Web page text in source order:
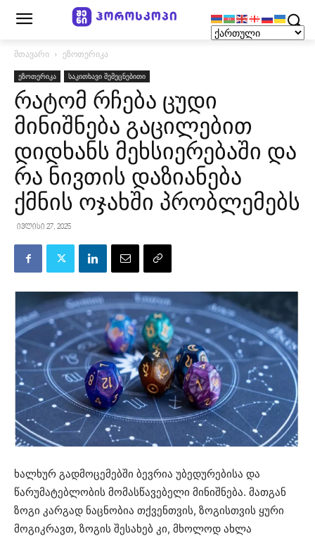
მთავარი ეზოთერიკა
ეზოთერიკა საკითხავი შემეცნებითი
რატომ რჩება ცუდი
მინიშნება გაცილებით
დიდხანს მეხსიერებაში და
რა ნივთის დაზიანება
ქმნის ოჯახში პრობლემებს
ივლისი 27, 2025
ხალხურ გადმოცემებში ბევრია უბედურებისა და
წარუმატებლობის მომასწავებელი მინიშნება. მათგან
ზოგი კარგად ნაცნობია თქვენთვის, ზოგისთვის ყური
მოგიკრავთ, ზოგის შესახებ კი, მხოლოდ ახლა